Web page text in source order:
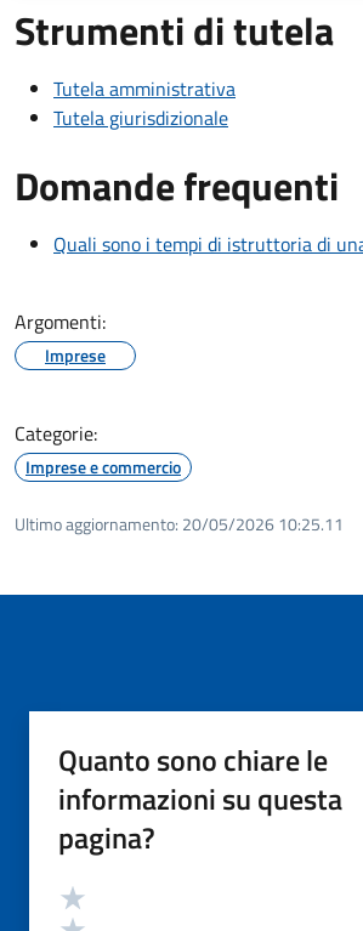
Strumenti di tutela
Tutela amministrativa
Tutela giurisdizionale
Domande frequenti
Quali sono i tempi di istruttoria di
Argomenti:
Imprese
Categorie:
Imprese e commercio
Ultimo aggiornamento: 20/05/2026 10:25.11
Quanto sono chiare le
informazioni su questa
pagina?
Valutazione